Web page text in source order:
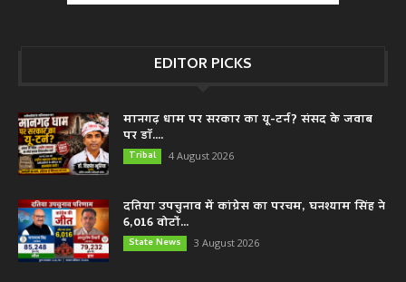
EDITOR PICKS
मानगढ़ धाम पर सरकार का यू-टर्न? संसद के जवाब
पर डॉ....
Tribal 4 August 2026
दतिया उपचुनाव में कांग्रेस का परचम, घनश्याम सिंह ने
6,016 वोटों...
State News 3 August 2026